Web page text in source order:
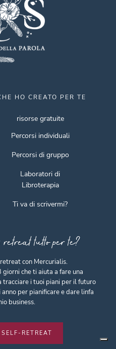
HO CREATO PER TE
risorse gratuite
Percorsi individuali
Percorsi di gruppo
Laboratori di
Libroterapia
Ti va di scrivermi?
tutto per te?
con Mercurialis.
che ti aiuta a fare una
tracciare i tuoi piani per il futuro
per pianificare e dare linfa
business.
RETREAT